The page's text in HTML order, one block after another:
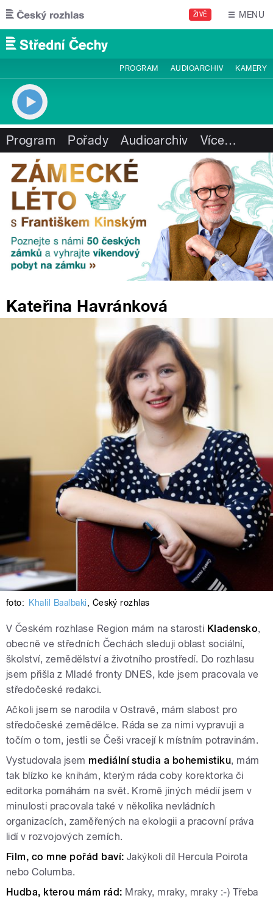
Přejít k hlavnímu obsahu
ŽIVĚ MENU
PROGRAM AUDIOARCHIV KAMERY
Program Pořady Audioarchiv Více…
Kateřina Havránková
foto: Khalil Baalbaki, Český rozhlas
V Českém rozhlase Region mám na starosti Kladensko,
obecně ve středních Čechách sleduji oblast sociální,
školství, zemědělství a životního prostředí. Do rozhlasu
jsem přišla z Mladé fronty DNES, kde jsem pracovala ve
středočeské redakci.
Ačkoli jsem se narodila v Ostravě, mám slabost pro
středočeské zemědělce. Ráda se za nimi vypravuji a
točím o tom, jestli se Češi vracejí k místním potravinám.
Vystudovala jsem mediální studia a bohemistiku, mám
tak blízko ke knihám, kterým ráda coby korektorka či
editorka pomáhám na svět. Kromě jiných médií jsem v
minulosti pracovala také v několika nevládních
organizacích, zaměřených na ekologii a pracovní práva
lidí v rozvojových zemích.
Film, co mne pořád baví: Jakýkoli díl Hercula Poirota
nebo Columba.
Hudba, kterou mám rád: Mraky, mraky, mraky :-) Třeba